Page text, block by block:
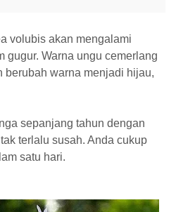
volubis akan mengalami
gugur. Warna ungu cemerlang
berubah warna menjadi hijau,
sepanjang tahun dengan
terlalu susah. Anda cukup
satu hari.